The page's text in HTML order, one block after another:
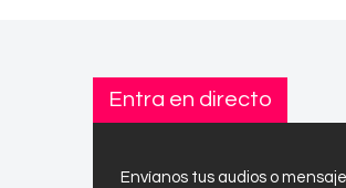
Entra en directo
Envíanos tus audios o